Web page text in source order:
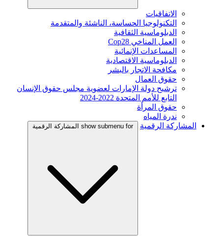
الاتفاقيات
التكنولوجيا الحساسة، الناشئة والمتقدمة
الدبلوماسية الثقافية
العمل المناخي Cop28
المساعدات الإنمائية
الدبلوماسية الاقتصادية
مكافحة الاتجار بالبشر
حقوق العمال
ترشيح دولة الإمارات لعضوية مجلس حقوق الإنسان
التابع للأمم المتحدة 2022-2024
حقوق المرأة
ندرة المياه
المشاركة الرقمية
show submenu for المشاركة الرقمية